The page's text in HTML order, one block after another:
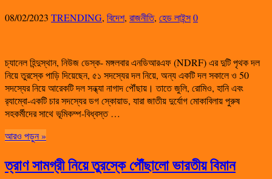
08/02/2023 TRENDING, বিদেশ, রাজনীতি, হেড লাইন্স0
চ্যানেল হিন্দুস্থান, নিউজ ডেস্ক- মঙ্গলবার এনডিআরএফ (NDRF) এর দুটি পৃথক দল
নিয়ে তুরস্কে পাড়ি দিয়েছেন, ৫১ সদস্যের দল নিয়ে, অন্য একটি দল সকালে ও 50
সদস্যের নিয়ে আরেকটি দল সন্ধ্যা নাগাদ পৌঁছায়। তাতে জুলি, রোমিও, হানি এবং
র‍্যাম্বো-একটি চার সদস্যের ডগ স্কোয়াড, যারা জাতীয় দুর্যোগ মোকাবিলায় পুরুষ
সহকর্মীদের সাথে ভূমিকম্প-বিধ্বস্ত …
আরও পড়ুন »
ত্রাণ সামগ্রী নিয়ে তুরস্কে পৌঁছালো ভারতীয় বিমান